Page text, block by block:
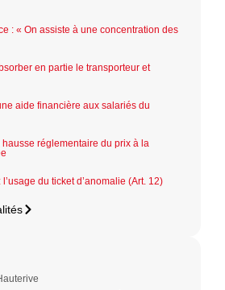
: « On assiste à une concentration des
en partie le transporteur et
aide financière aux salariés du
réglementaire du prix à la
du ticket d’anomalie (Art. 12)